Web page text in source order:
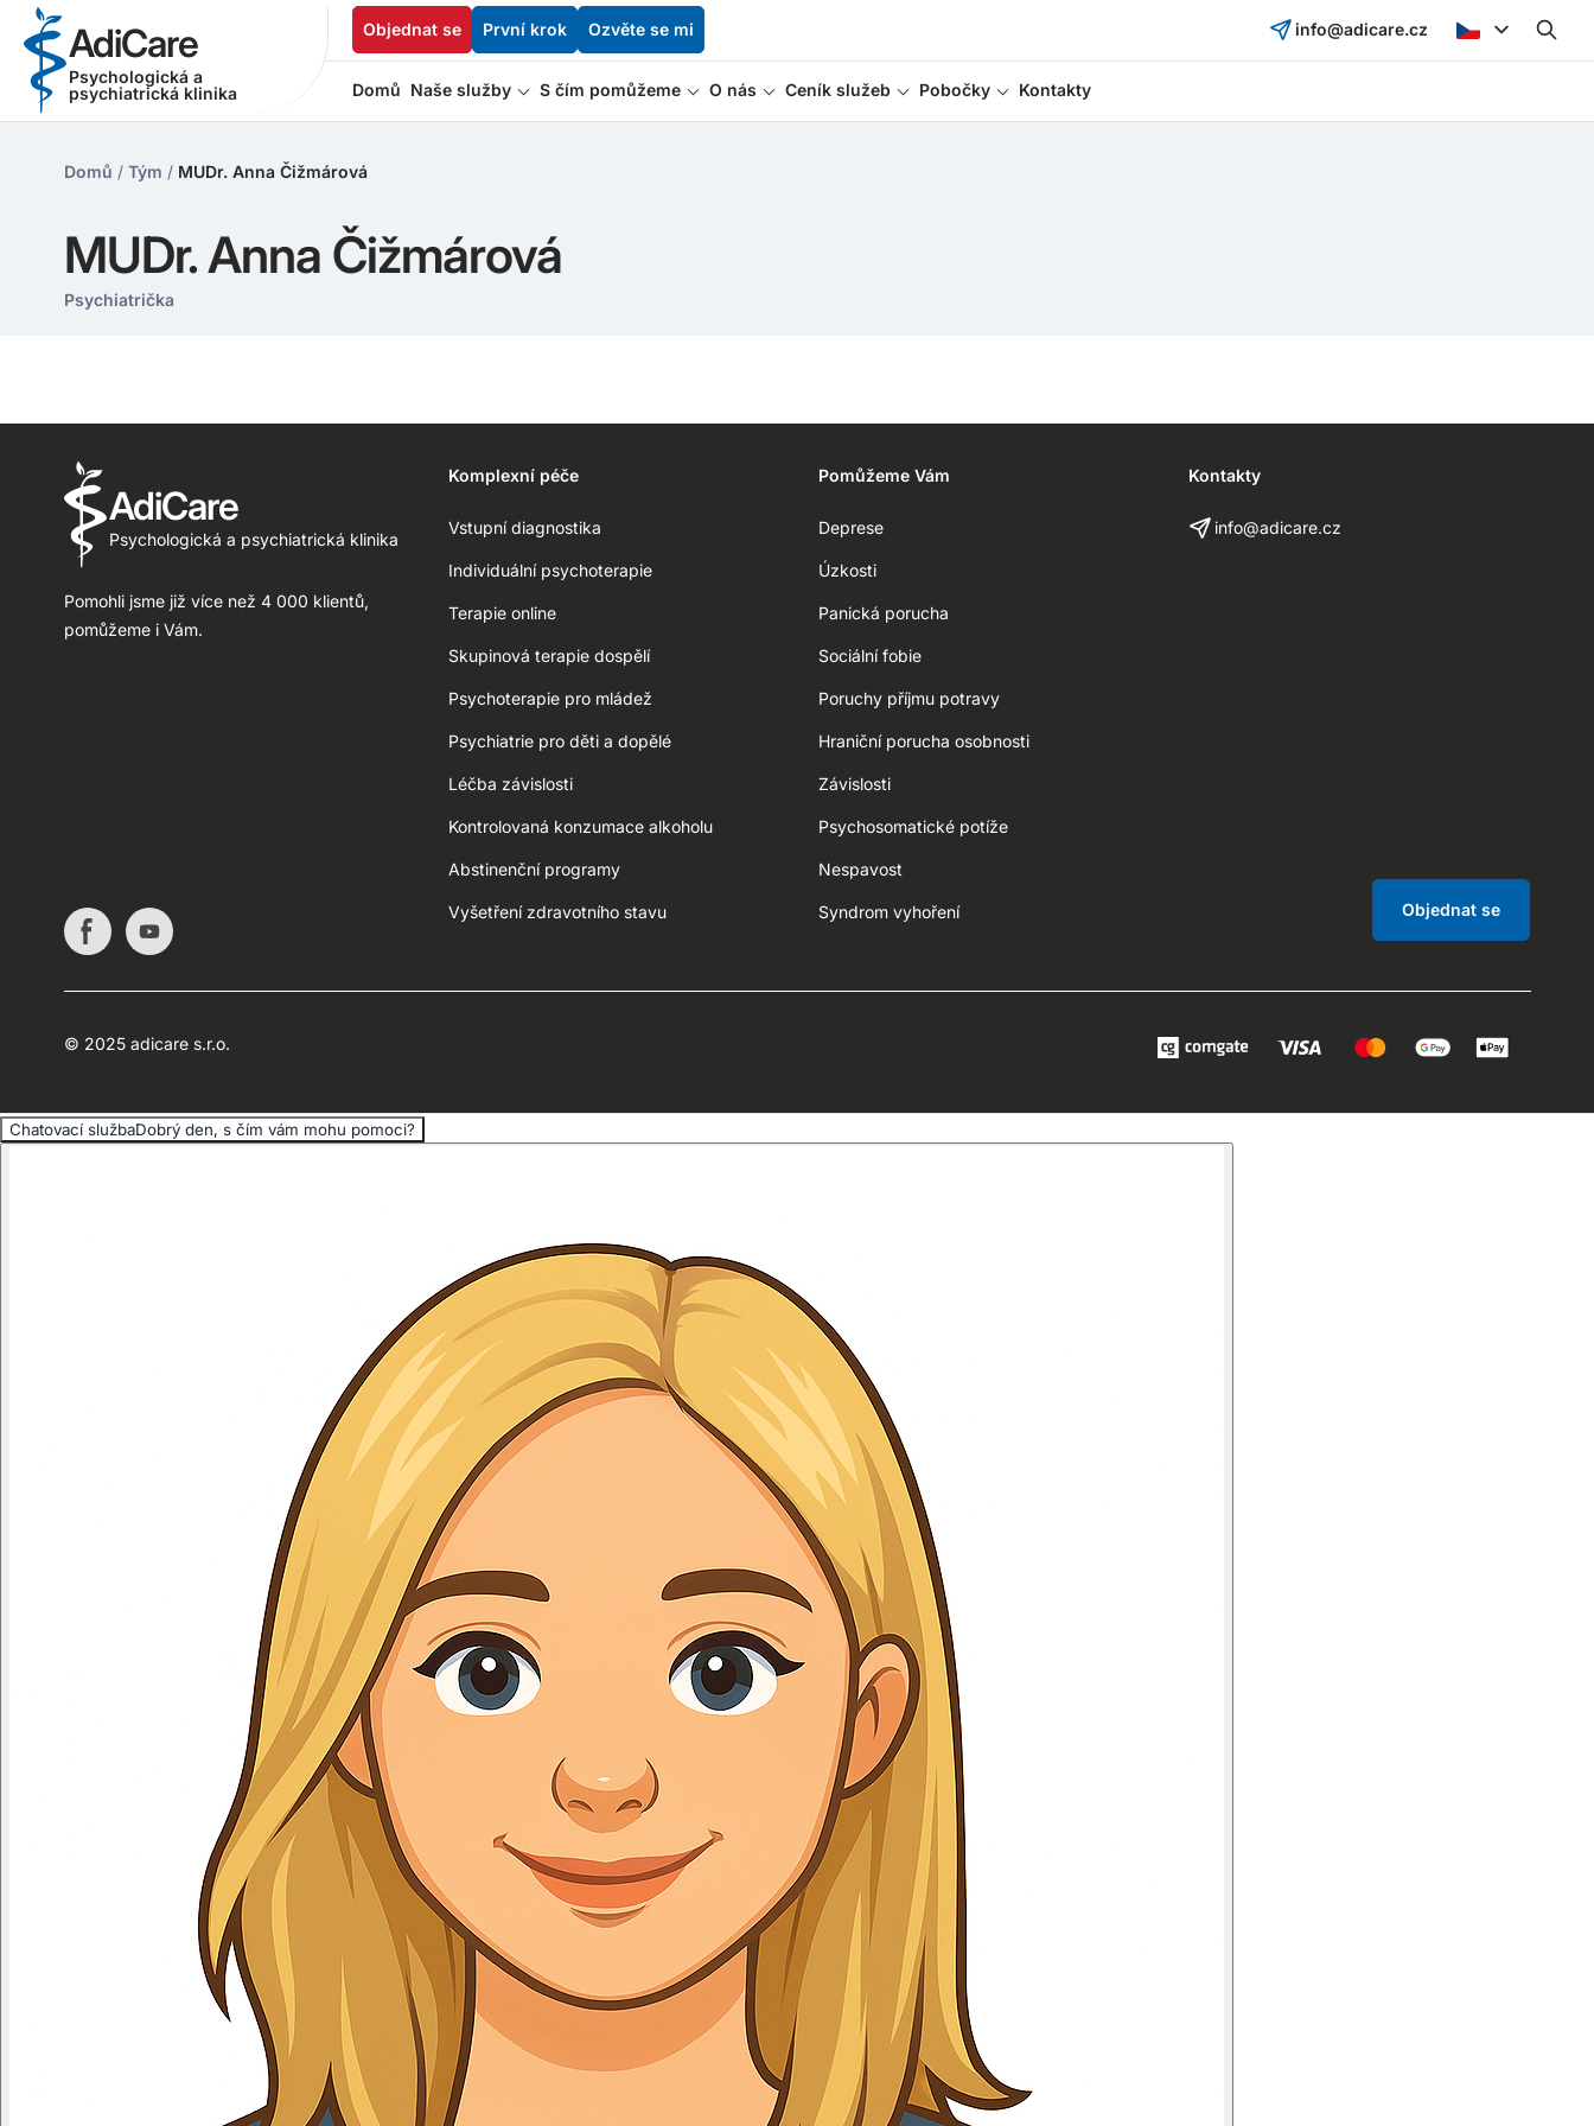
AdiCare
Psychologická a
psychiatrická klinika
Objednat se První krok Ozvěte se mi info@adicare.cz
Domů Naše služby S čím pomůžeme O nás Ceník služeb Pobočky Kontakty
Domů / Tým / MUDr. Anna Čižmárová
MUDr. Anna Čižmárová
Psychiatrička
AdiCare
Psychologická a psychiatrická klinika
Pomohli jsme již více než 4 000 klientů,
pomůžeme i Vám.
Komplexní péče
Vstupní diagnostika
Individuální psychoterapie
Terapie online
Skupinová terapie dospělí
Psychoterapie pro mládež
Psychiatrie pro děti a dopělé
Léčba závislosti
Kontrolovaná konzumace alkoholu
Abstinenční programy
Vyšetření zdravotního stavu
Pomůžeme Vám
Deprese
Úzkosti
Panická porucha
Sociální fobie
Poruchy příjmu potravy
Hraniční porucha osobnosti
Závislosti
Psychosomatické potíže
Nespavost
Syndrom vyhoření
Kontakty
info@adicare.cz
Objednat se
© 2025 adicare s.r.o.